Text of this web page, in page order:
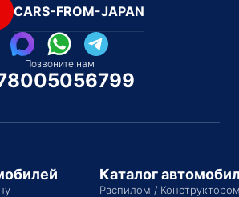
CARS-FROM-JAPAN
Позвоните нам
Каталог
Распилом /